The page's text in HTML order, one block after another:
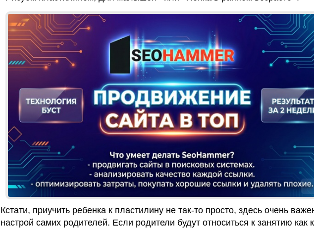
Кстати, приучить ребенка к пластилину не так-то просто, здесь очень
настрой самих родителей. Если родители будут относиться к занятию как к